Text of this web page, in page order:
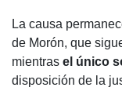
La causa
de Morón, que
mientras el único
disposición de la